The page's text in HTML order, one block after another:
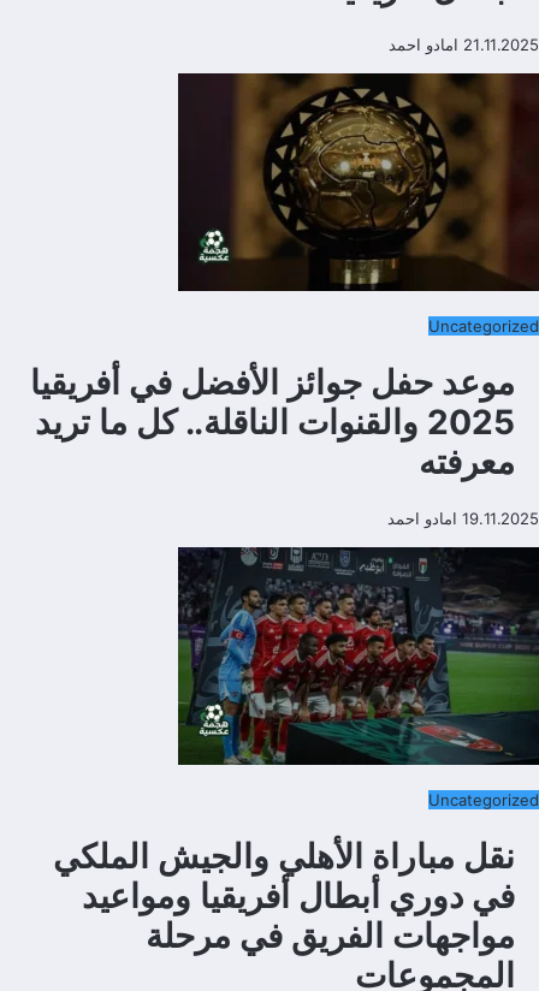
21.11.2025 امادو احمد
Uncategorized
موعد حفل جوائز الأفضل في أفريقيا
2025 والقنوات الناقلة.. كل ما تريد
معرفته
19.11.2025 امادو احمد
Uncategorized
نقل مباراة الأهلي والجيش الملكي
في دوري أبطال أفريقيا ومواعيد
مواجهات الفريق في مرحلة
المجموعات